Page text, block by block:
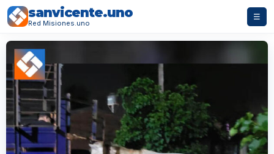
sanvicente.uno
Red Misiones.uno
☰